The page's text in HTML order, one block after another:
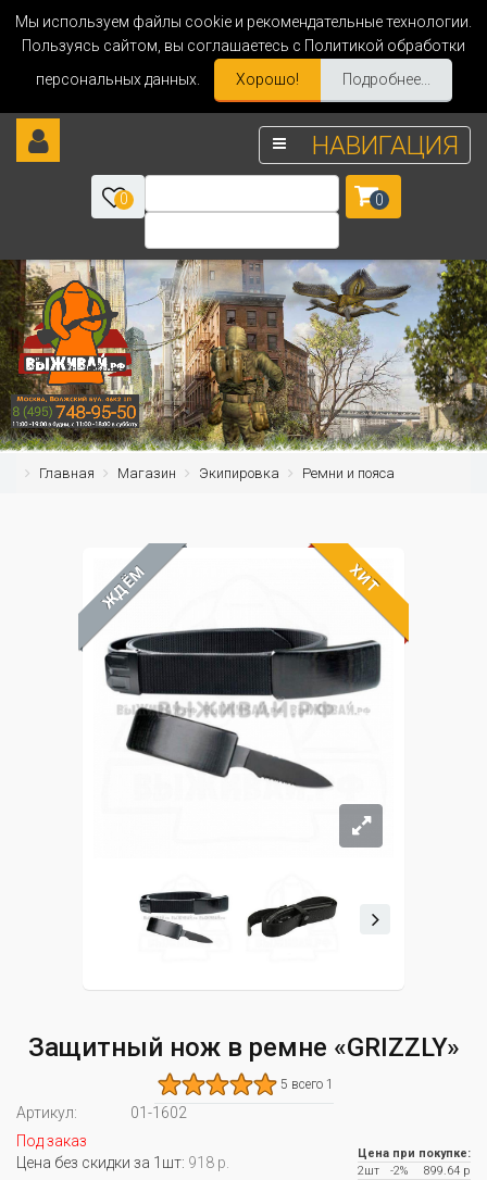
Мы используем файлы cookie и рекомендательные технологии.
Пользуясь сайтом, вы соглашаетесь с Политикой обработки
персональных данных.
Хорошо! Подробнее...
НАВИГАЦИЯ
0 0
Главная Магазин Экипировка Ремни и пояса
ЖДЁМ ХИТ
Защитный нож в ремне «GRIZZLY»
5 всего 1
Артикул:
01-1602
Под заказ
Цена без скидки за 1шт: 918 р.
Цена при покупке:
2шт
-2%
899.64 р